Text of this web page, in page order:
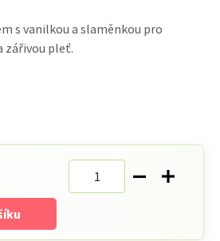
s vanilkou a slaměnkou pro
zářivou pleť.